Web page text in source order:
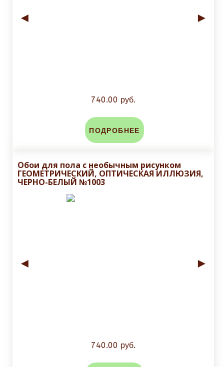
◄ ►
740.00 руб.
ПОДРОБНЕЕ
Обои для пола с необычным рисунком
ГЕОМЕТРИЧЕСКИЙ, ОПТИЧЕСКАЯ ИЛЛЮЗИЯ,
ЧЕРНО-БЕЛЫЙ №1003
◄ ►
740.00 руб.